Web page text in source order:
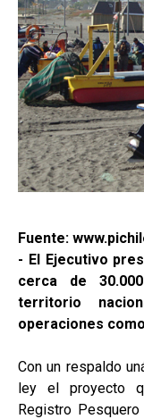
Fuente:
- El Ejecutivo
cerca de
territorio
operaciones
Con un respaldo
ley el proyecto
Registro